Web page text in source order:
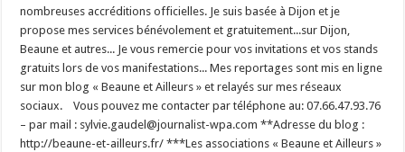
nombreuses accréditions officielles. Je suis basée à Dijon et je
propose mes services bénévolement et gratuitement...sur Dijon,
Beaune et autres... Je vous remercie pour vos invitations et vos stands
gratuits lors de vos manifestations... Mes reportages sont mis en ligne
sur mon blog « Beaune et Ailleurs » et relayés sur mes réseaux
sociaux. Vous pouvez me contacter par téléphone au: 07.66.47.93.76
– par mail : sylvie.gaudel@journalist-wpa.com **Adresse du blog :
http://beaune-et-ailleurs.fr/ ***Les associations « Beaune et Ailleurs »